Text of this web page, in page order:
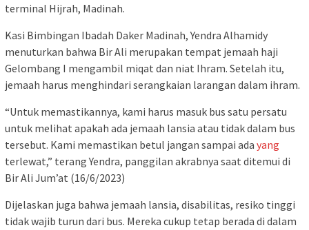
terminal Hijrah, Madinah.
Kasi Bimbingan Ibadah Daker Madinah, Yendra Alhamidy
menuturkan bahwa Bir Ali merupakan tempat jemaah haji
Gelombang I mengambil miqat dan niat Ihram. Setelah itu,
jemaah harus menghindari serangkaian larangan dalam ihram.
“Untuk memastikannya, kami harus masuk bus satu persatu
untuk melihat apakah ada jemaah lansia atau tidak dalam bus
tersebut. Kami memastikan betul jangan sampai ada yang
terlewat,” terang Yendra, panggilan akrabnya saat ditemui di
Bir Ali Jum’at (16/6/2023)
Dijelaskan juga bahwa jemaah lansia, disabilitas, resiko tinggi
tidak wajib turun dari bus. Mereka cukup tetap berada di dalam